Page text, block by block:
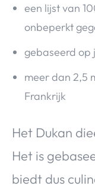
een lijst van
onbeperkt
gebaseerd op
meer dan 2,5
Frankrijk
Het Dukan
Het is
biedt dus